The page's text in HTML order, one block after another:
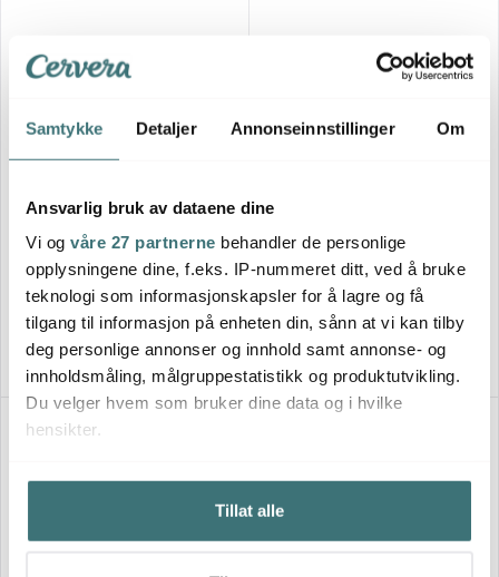
Samtykke Detaljer Annonseinnstillinger Om
Ansvarlig bruk av dataene dine
Vi og våre 27 partnerne behandler de personlige
opplysningene dine, f.eks. IP-nummeret ditt, ved å bruke
teknologi som informasjonskapsler for å lagre og få
tilgang til informasjon på enheten din, sånn at vi kan tilby
deg personlige annonser og innhold samt annonse- og
innholdsmåling, målgruppestatistikk og produktutvikling.
Du velger hvem som bruker dine data og i hvilke
hensikter.
Hvis du gir oss lov, vil vi også gjerne:
Innhente informasjon om den geografiske
beliggenheten din, som kan være nøyaktig innenfor
Tillat alle
Ritzenhoff
Sparkle vannglass 51 cl 2 stk
NO: 5 & 6
429 kr
Få på lager
Sparkle vannglass 51 cl 2 stk
NO: 1 & 2
429 kr
Få på lager